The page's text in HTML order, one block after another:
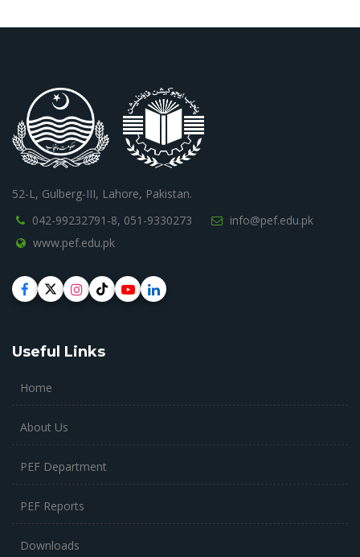
52-L, Gulberg-III, Lahore, Pakistan.
042-99232791-8, 051-9330273
info@pef.edu.pk
www.pef.edu.pk
Useful Links
Home
About Us
PEF Department
PEF Reports
Downloads